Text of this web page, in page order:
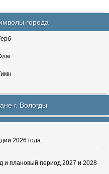
города
г. Вологды
2026 года.
и плановый период 2027 и 2028